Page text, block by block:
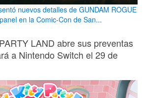
nuevos detalles de GUNDAM ROGUE
en la Comic-Con de San...
LAND abre sus preventas
a Nintendo Switch el 29 de